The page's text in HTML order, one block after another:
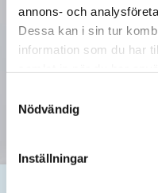
annons- och
Dessa kan i sin tur
information som du har
Nödvändig
Inställningar